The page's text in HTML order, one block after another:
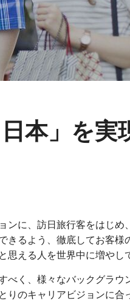
本」を実
ンに、訪日旅行客をはじ
きるよう、徹底してお客
える人を世界中に増やし
べく、様々なバックグラ
のキャリアビジョンに合